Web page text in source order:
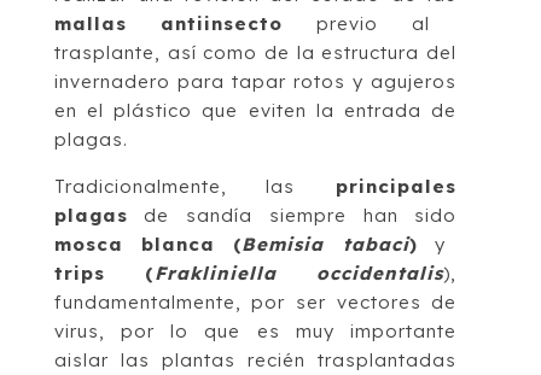
mallas antiinsecto previo al
trasplante, así como de la estructura del
invernadero para tapar rotos y agujeros
en el plástico que eviten la entrada de
plagas.
Tradicionalmente, las
principales
plagas de sandía siempre han sido
mosca blanca (Bemisia tabaci) y
trips (Frakliniella occidentalis),
fundamentalmente, por ser vectores de
virus, por lo que es muy importante
aislar las plantas recién trasplantadas